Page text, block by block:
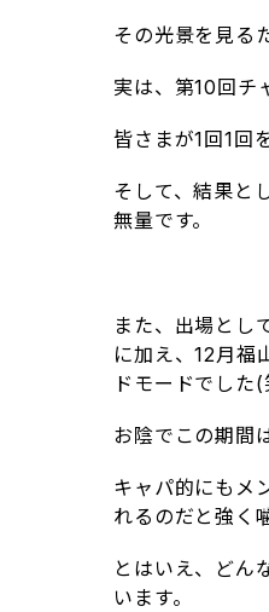
その光景を見る
実は、第10回チ
皆さまが1回1回
そして、結果と
無量です。
また、出場とし
に加え、12月福
ドモードでした(
お陰でこの期間
キャパ的にもメ
れるのだと強く
とはいえ、どん
います。